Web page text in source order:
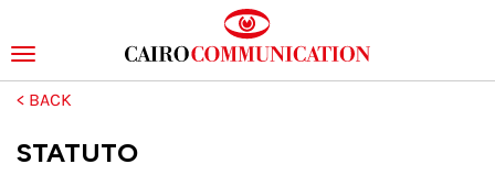
Skip
main
content
Toggle
navigation
STATUTO